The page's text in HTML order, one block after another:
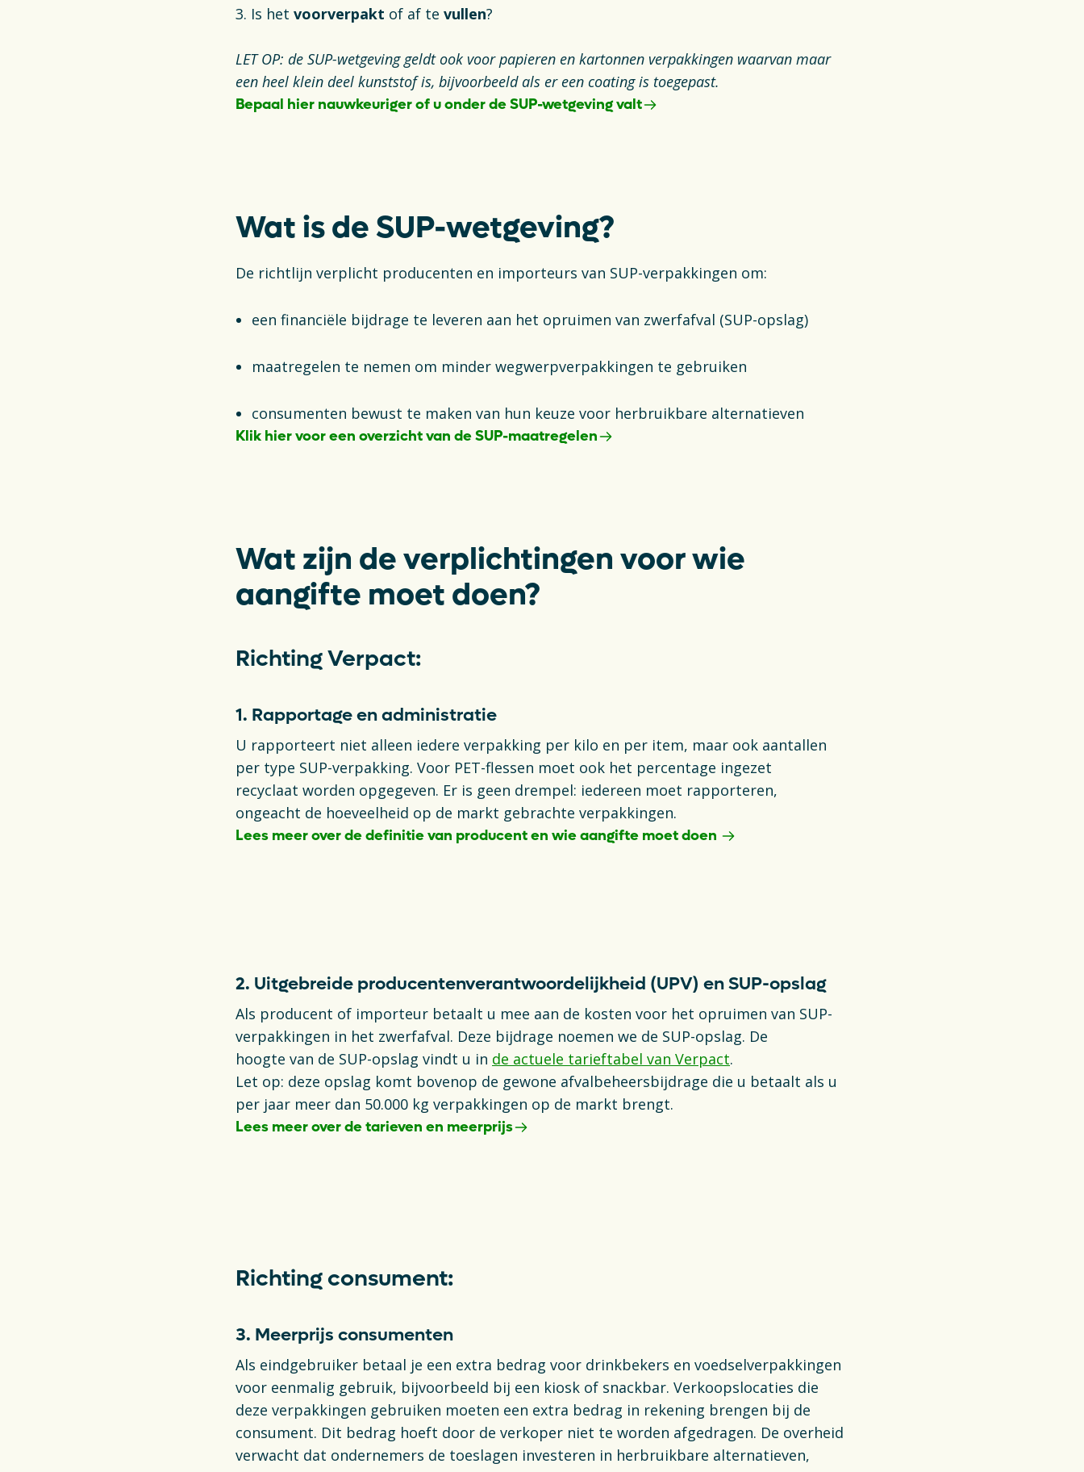
3. Is het voorverpakt of af te vullen?
LET OP: de SUP-wetgeving geldt ook voor papieren en kartonnen verpakkingen waarvan maar
een heel klein deel kunststof is, bijvoorbeeld als er een coating is toegepast.
Bepaal hier nauwkeuriger of u onder de SUP-wetgeving valt
Wat is de SUP-wetgeving?
De richtlijn verplicht producenten en importeurs van SUP-verpakkingen om:
een financiële bijdrage te leveren aan het opruimen van zwerfafval (SUP-opslag)
maatregelen te nemen om minder wegwerpverpakkingen te gebruiken
consumenten bewust te maken van hun keuze voor herbruikbare alternatieven
Klik hier voor een overzicht van de SUP-maatregelen
Wat zijn de verplichtingen voor wie
aangifte moet doen?
Richting Verpact:
1. Rapportage en administratie
U rapporteert niet alleen iedere verpakking per kilo en per item, maar ook aantallen
per type SUP-verpakking. Voor PET-flessen moet ook het percentage ingezet
recyclaat worden opgegeven. Er is geen drempel: iedereen moet rapporteren,
ongeacht de hoeveelheid op de markt gebrachte verpakkingen.
Lees meer over de definitie van producent en wie aangifte moet doen
2. Uitgebreide producentenverantwoordelijkheid (UPV) en SUP-opslag
Als producent of importeur betaalt u mee aan de kosten voor het opruimen van SUP-
verpakkingen in het zwerfafval. Deze bijdrage noemen we de SUP-opslag. De
hoogte van de SUP-opslag vindt u in de actuele tarieftabel van Verpact.
Let op: deze opslag komt bovenop de gewone afvalbeheersbijdrage die u betaalt als u
per jaar meer dan 50.000 kg verpakkingen op de markt brengt.
Lees meer over de tarieven en meerprijs
Richting consument:
3. Meerprijs consumenten
Als eindgebruiker betaal je een extra bedrag voor drinkbekers en voedselverpakkingen
voor eenmalig gebruik, bijvoorbeeld bij een kiosk of snackbar. Verkoopslocaties die
deze verpakkingen gebruiken moeten een extra bedrag in rekening brengen bij de
consument. Dit bedrag hoeft door de verkoper niet te worden afgedragen. De overheid
verwacht dat ondernemers de toeslagen investeren in herbruikbare alternatieven,